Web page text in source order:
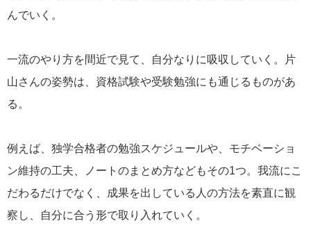
んでいく。
一流のやり方を間近で見て、自分なりに吸収していく。片
山さんの姿勢は、資格試験や受験勉強にも通じるものがあ
る。
例えば、独学合格者の勉強スケジュールや、モチベーショ
ン維持の工夫、ノートのまとめ方などもその1つ。我流にこ
だわるだけでなく、成果を出している人の方法を素直に観
察し、自分に合う形で取り入れていく。